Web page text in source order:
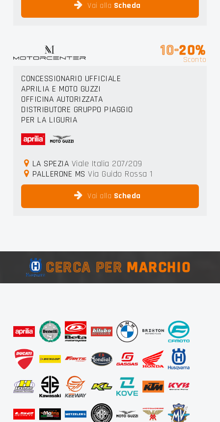
Vai alla Scheda
10-20%
Sconto
CONCESSIONARIO UFFICIALE
APRILIA E MOTO GUZZI
OFFICINA AUTORIZZATA
DISTRIBUTORE GRUPPO PIAGGIO
PER LA LIGURIA
LA SPEZIA Viale Italia 207/209
PALLERONE MS Via Guido Rossa 1
Vai alla Scheda
CERCA PER MARCHIO